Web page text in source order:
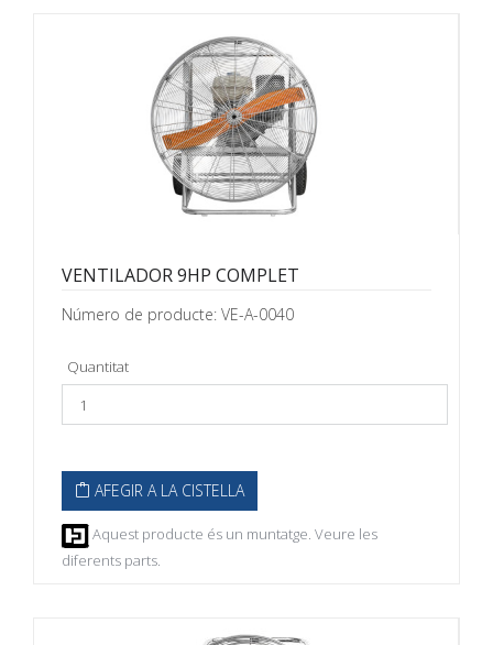
VENTILADOR 9HP COMPLET
Número de producte: VE-A-0040
Quantitat
AFEGIR A LA CISTELLA
Aquest producte és un muntatge. Veure les
diferents parts.